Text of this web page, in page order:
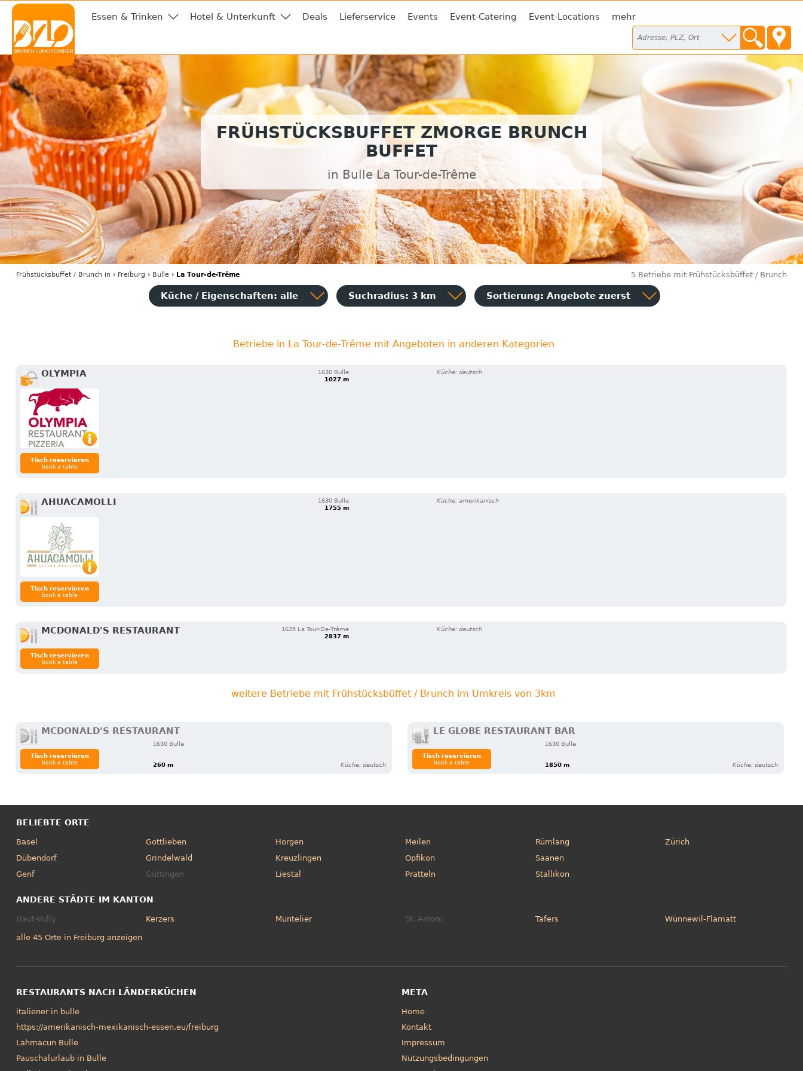
Essen & Trinken Hotel & Unterkunft Deals Lieferservice Events Event-Catering Event-Locations mehr
FRÜHSTÜCKSBUFFET ZMORGE BRUNCH
BUFFET
in Bulle La Tour-de-Trême
Frühstücksbuffet / Brunch in › Freiburg › Bulle› La Tour-de-Trême 5 Betriebe mit Frühstücksbüffet / Brunch
Küche / Eigenschaften: alle Suchradius: 3 km Sortierung: Angebote zuerst
Betriebe in La Tour-de-Trême mit Angeboten in anderen Kategorien
OLYMPIA
1630 Bulle
1027 m
Küche: deutsch
Tisch reservieren
book a table
AHUACAMOLLI
1630 Bulle
1755 m
Küche: amerikanisch
Tisch reservieren
book a table
MCDONALD'S RESTAURANT
1635 La Tour-De-Trême
2837 m
Küche: deutsch
Tisch reservieren
book a table
weitere Betriebe mit Frühstücksbüffet / Brunch im Umkreis von 3km
MCDONALD'S RESTAURANT
1630 Bulle
260 m Küche: deutsch
Tisch reservieren
book a table
LE GLOBE RESTAURANT BAR
1630 Bulle
1850 m Küche: deutsch
Tisch reservieren
book a table
BELIEBTE ORTE
Basel
Dübendorf
Genf
Gottlieben
Grindelwald
Güttingen
Horgen
Kreuzlingen
Liestal
Meilen
Opfikon
Pratteln
Rümlang
Saanen
Stallikon
Zürich
ANDERE STÄDTE IM KANTON
Haut-Vully Kerzers Muntelier St. Antoni Tafers Wünnewil-Flamatt
alle 45 Orte in Freiburg anzeigen
RESTAURANTS NACH LÄNDERKÜCHEN
italiener in bulle
https://amerikanisch-mexikanisch-essen.eu/freiburg
Lahmacun Bulle
Pauschalurlaub in Bulle
META
Home
Kontakt
Impressum
Nutzungsbedingungen